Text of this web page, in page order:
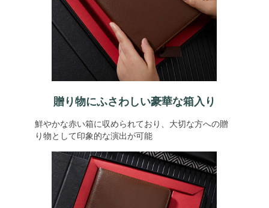
贈り物にふさわしい豪華な箱入り
鮮やかな赤い箱に収められており、大切な方への贈
り物として印象的な演出が可能